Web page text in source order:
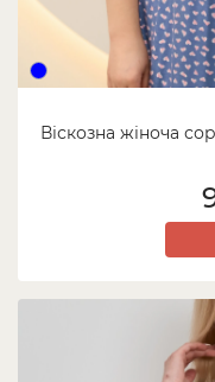
Віскозна жіноча